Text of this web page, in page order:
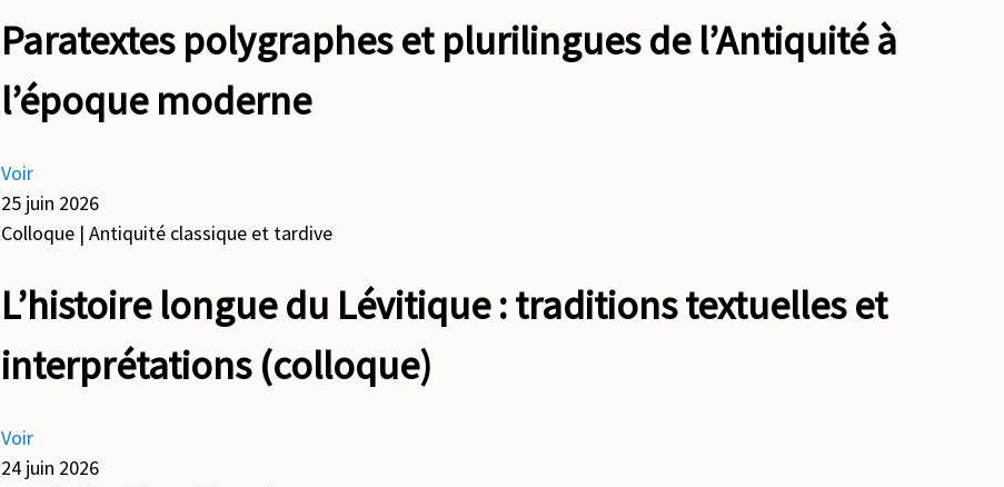
Paratextes polygraphes et plurilingues de l’Antiquité à
l’époque moderne
Voir
25 juin 2026
Colloque | Antiquité classique et tardive
L’histoire longue du Lévitique : traditions textuelles et
interprétations (colloque)
Voir
24 juin 2026